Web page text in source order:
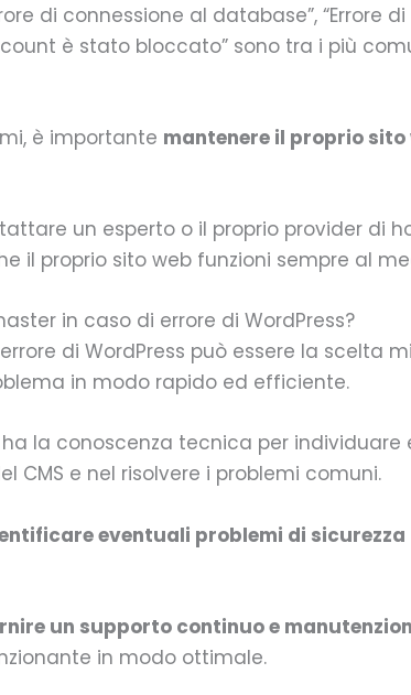
di connessione al database”, “Errore
è stato bloccato” sono tra i più
è importante mantenere il proprio
un esperto o il proprio provider di
il proprio sito web funzioni sempre al
in caso di errore di WordPress?
di WordPress può essere la scelta
in modo rapido ed efficiente.
ha la conoscenza tecnica per individuare
CMS e nel risolvere i problemi comuni.
eventuali problemi di sicurezza
un supporto continuo e
in modo ottimale.